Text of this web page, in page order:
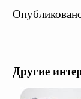
Другие